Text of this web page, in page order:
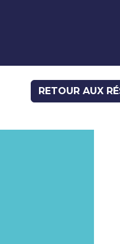
RETOUR AUX